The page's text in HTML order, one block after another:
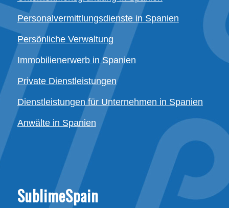
Personalvermittlungsdienste in Spanien
Persönliche Verwaltung
Immobilienerwerb in Spanien
Private Dienstleistungen
Dienstleistungen für Unternehmen in Spanien
Anwälte in Spanien
SublimeSpain